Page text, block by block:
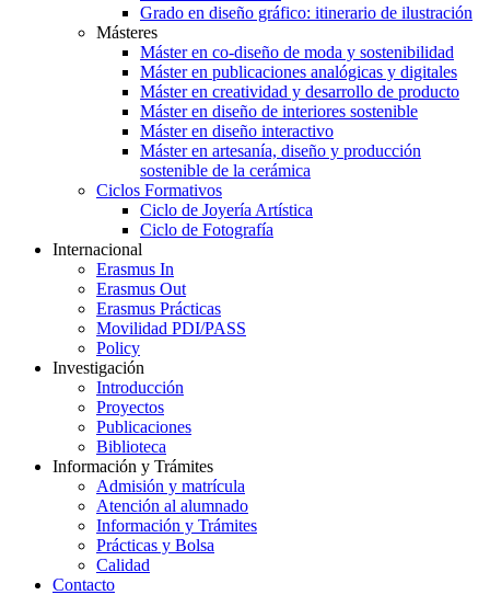
Grado en diseño gráfico: itinerario de ilustración
Másteres
Máster en co-diseño de moda y sostenibilidad
Máster en publicaciones analógicas y digitales
Máster en creatividad y desarrollo de producto
Máster en diseño de interiores sostenible
Máster en diseño interactivo
Máster en artesanía, diseño y producción
sostenible de la cerámica
Ciclos Formativos
Ciclo de Joyería Artística
Ciclo de Fotografía
Internacional
Erasmus In
Erasmus Out
Erasmus Prácticas
Movilidad PDI/PASS
Policy
Investigación
Introducción
Proyectos
Publicaciones
Biblioteca
Información y Trámites
Admisión y matrícula
Atención al alumnado
Información y Trámites
Prácticas y Bolsa
Calidad
Contacto